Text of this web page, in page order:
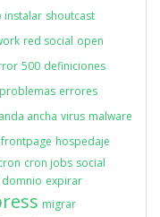
instalar shoutcast
red social open
500 definiciones
problemas errores
ancha virus malware
frontpage hospedaje
cron jobs social
domnio expirar
migrar